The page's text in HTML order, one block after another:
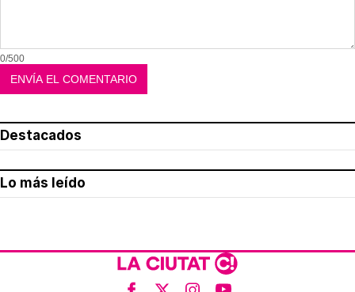
0/500
Destacados
Lo más leído